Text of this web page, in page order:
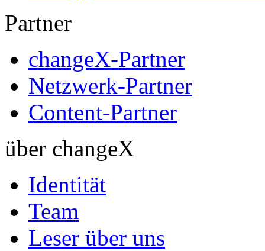
Partner
changeX-Partner
Netzwerk-Partner
Content-Partner
über changeX
Identität
Team
Leser über uns